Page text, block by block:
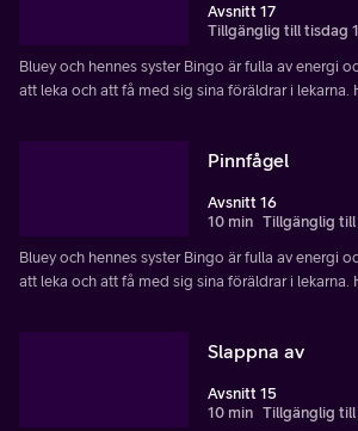
Avsnitt 17
Tillgänglig till tisdag
Bluey och hennes syster Bingo är fulla av energi
att leka och att få med sig sina föräldrar i lekarna.
Pinnfågel
Avsnitt 16
10 min Tillgänglig
Bluey och hennes syster Bingo är fulla av energi
att leka och att få med sig sina föräldrar i lekarna.
Slappna av
Avsnitt 15
10 min Tillgänglig